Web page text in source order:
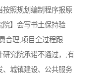
照规划编制程序报原
院】会写书土保持验
合理,项目全过程跟
研究院承诺不通过，;有
、城镇建设、公共服务